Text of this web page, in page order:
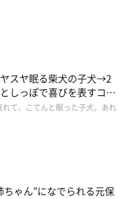
スヤ眠る柴犬の子犬→2
しっぽで喜びを表すコに
れて、こてんと眠った子犬。あれ
ちゃん”になでられる元保